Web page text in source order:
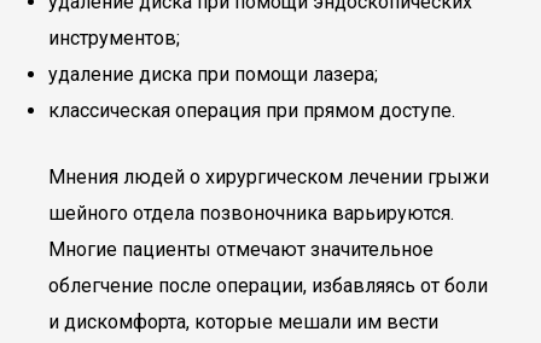
инструментов;
удаление диска при помощи лазера;
классическая операция при прямом доступе.
Мнения людей о хирургическом лечении грыжи
шейного отдела позвоночника варьируются.
Многие пациенты отмечают значительное
облегчение после операции, избавляясь от боли
и дискомфорта, которые мешали им вести